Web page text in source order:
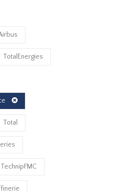
TotalEnergies
Total
TechnipFMC